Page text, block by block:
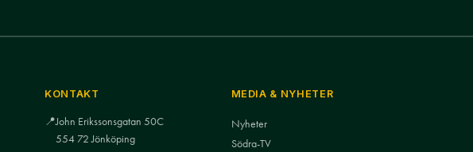
KONTAKT
📍John Erikssonsgatan 50C
554 72 Jönköping
MEDIA & NYHETER
Nyheter
Södra-TV